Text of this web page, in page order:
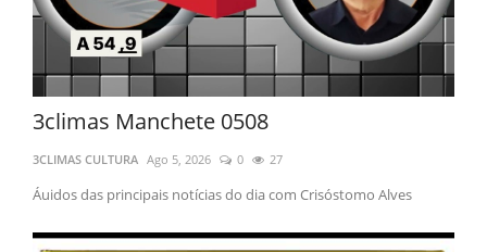
3CLIMAS MANCHETE 0308
Por que Milei resolveu dobrar a aposta e atacar Lula de novo?
3climas Manchete 0508
3CLIMAS CULTURA Ago 5, 2026 0 27
Áuidos das principais notícias do dia com Crisóstomo Alves